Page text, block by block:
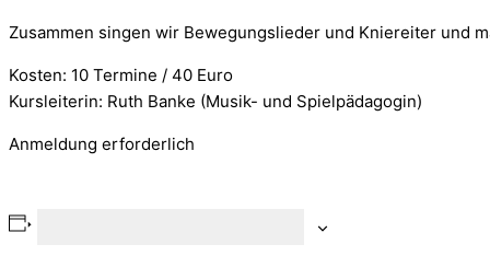
Zusammen singen wir Bewegungslieder und Kniereiter und
Kosten: 10 Termine / 40 Euro
Kursleiterin: Ruth Banke (Musik- und Spielpädagogin)
Anmeldung erforderlich